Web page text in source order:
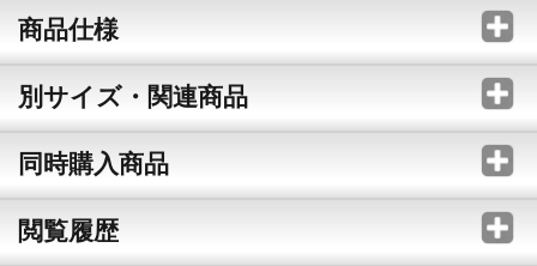
商品仕様
別サイズ・関連商品
同時購入商品
閲覧履歴